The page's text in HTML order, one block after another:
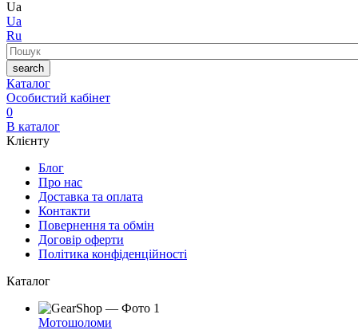
Ua
Ua
Ru
Пошук
search
Каталог
Особистий кабінет
0
В каталог
Клієнту
Блог
Про нас
Доставка та оплата
Контакти
Повернення та обмін
Договір оферти
Політика конфіденційності
Каталог
Мотошоломи